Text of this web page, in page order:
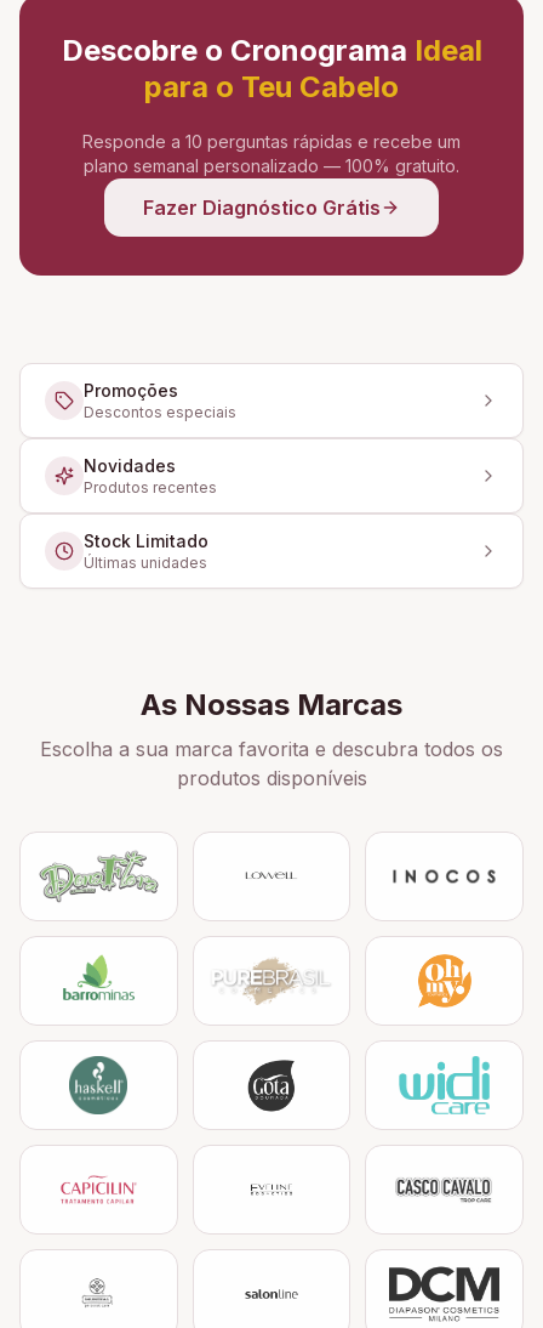
Descobre o Cronograma Ideal
para o Teu Cabelo
Responde a 10 perguntas rápidas e recebe um
plano semanal personalizado — 100% gratuito.
Fazer Diagnóstico Grátis
Promoções
Descontos especiais
Novidades
Produtos recentes
Stock Limitado
Últimas unidades
As Nossas Marcas
Escolha a sua marca favorita e descubra todos os
produtos disponíveis